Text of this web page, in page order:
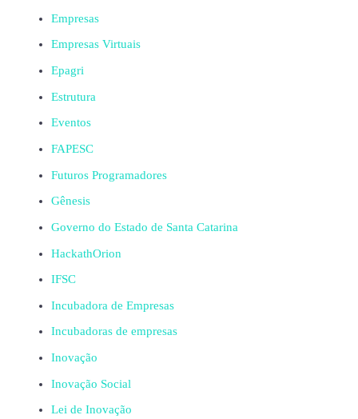
Empresas
Empresas Virtuais
Epagri
Estrutura
Eventos
FAPESC
Futuros Programadores
Gênesis
Governo do Estado de Santa Catarina
HackathOrion
IFSC
Incubadora de Empresas
Incubadoras de empresas
Inovação
Inovação Social
Lei de Inovação